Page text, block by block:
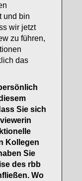
und bin
wir jetzt
zu führen,
das
Sie sich
Kollegen
Sie
des rbb
Wo